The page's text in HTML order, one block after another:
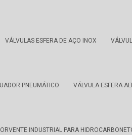
VÁLVULAS ESFERA DE AÇO INOX
PNEUMÁTICO VÁLVULA ESFERA
INDUSTRIAL PARA